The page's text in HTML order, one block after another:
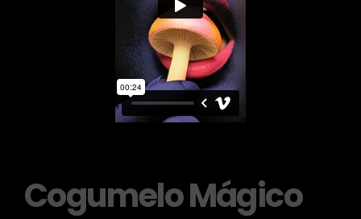
Cogumelo Mágico